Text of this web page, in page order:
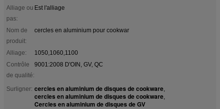
Alliage ou
pas:
Est l'alliage
Nom de
produit:
cercles en aluminium pour cookwar
Alliage:
1050,1060,1100
Contrôle
de qualité:
9001:2008 D'OIN, GV, QC
Surligner: cercles en aluminium de disques de cookware,
cercles en aluminium de disques de cookware,
Cercles en aluminium de disques de GV